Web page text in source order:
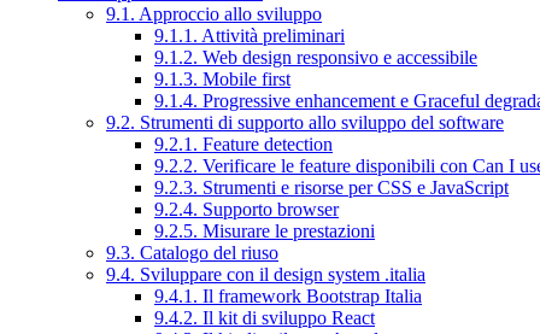
9.1. Approccio allo sviluppo
9.1.1. Attività preliminari
9.1.2. Web design responsivo e accessibile
9.1.3. Mobile first
9.1.4. Progressive enhancement e Graceful
9.2. Strumenti di supporto allo sviluppo del software
9.2.1. Feature detection
9.2.2. Verificare le feature disponibili con Can I
9.2.3. Strumenti e risorse per CSS e JavaScript
9.2.4. Supporto browser
9.2.5. Misurare le prestazioni
9.3. Catalogo del riuso
9.4. Sviluppare con il design system .italia
9.4.1. Il framework Bootstrap Italia
9.4.2. Il kit di sviluppo React